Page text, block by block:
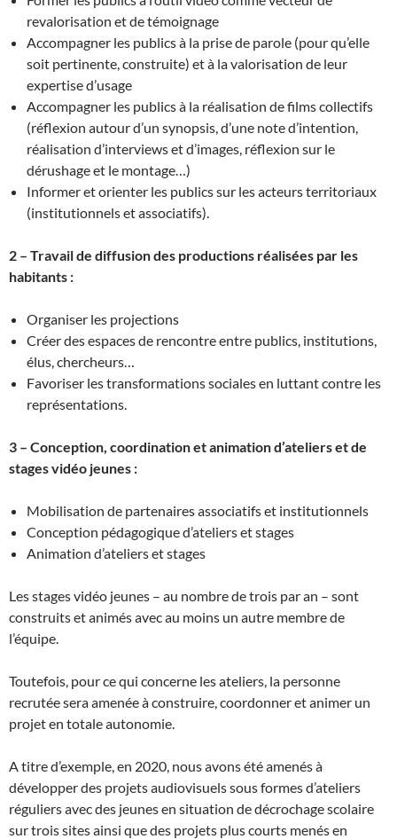
revalorisation et de témoignage
Accompagner les publics à la prise de parole (pour qu’elle
soit pertinente, construite) et à la valorisation de leur
expertise d’usage
Accompagner les publics à la réalisation de films collectifs
(réflexion autour d’un synopsis, d’une note d’intention,
réalisation d’interviews et d’images, réflexion sur le
dérushage et le montage…)
Informer et orienter les publics sur les acteurs territoriaux
(institutionnels et associatifs).
2 – Travail de diffusion des productions réalisées par les
habitants :
Organiser les projections
Créer des espaces de rencontre entre publics, institutions,
élus, chercheurs…
Favoriser les transformations sociales en luttant contre les
représentations.
3 – Conception, coordination et animation d’ateliers et de
stages vidéo jeunes :
Mobilisation de partenaires associatifs et institutionnels
Conception pédagogique d’ateliers et stages
Animation d’ateliers et stages
Les stages vidéo jeunes – au nombre de trois par an – sont
construits et animés avec au moins un autre membre de
l’équipe.
Toutefois, pour ce qui concerne les ateliers, la personne
recrutée sera amenée à construire, coordonner et animer un
projet en totale autonomie.
A titre d’exemple, en 2020, nous avons été amenés à
développer des projets audiovisuels sous formes d’ateliers
réguliers avec des jeunes en situation de décrochage scolaire
sur trois sites ainsi que des projets plus courts menés en